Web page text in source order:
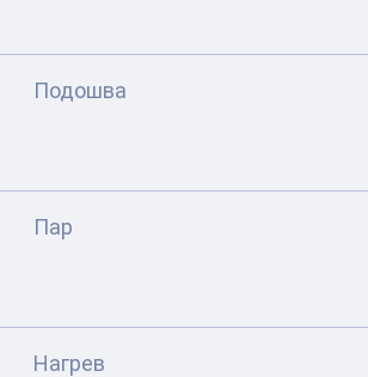
Подошва
Пар
Нагрев